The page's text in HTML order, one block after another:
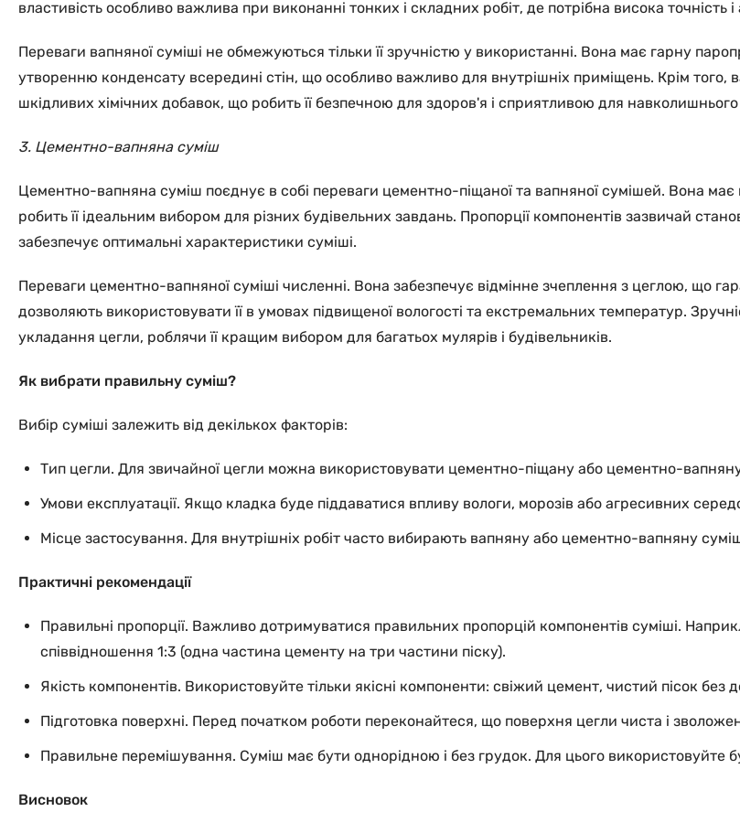
властивість особливо важлива при виконанні тонких і складних робіт, де потрібна висока точність і
Переваги вапняної суміші не обмежуються тільки її зручністю у використанні. Вона має гарну
утворенню конденсату всередині стін, що особливо важливо для внутрішніх приміщень. Крім того,
шкідливих хімічних добавок, що робить її безпечною для здоров'я і сприятливою для
3. Цементно-вапняна суміш
Цементно-вапняна суміш поєднує в собі переваги цементно-піщаної та вапняної сумішей. Вона має
робить її ідеальним вибором для різних будівельних завдань. Пропорції компонентів зазвичай
забезпечує оптимальні характеристики суміші.
Переваги цементно-вапняної суміші численні. Вона забезпечує відмінне зчеплення з цеглою, що
дозволяють використовувати її в умовах підвищеної вологості та екстремальних температур.
укладання цегли, роблячи її кращим вибором для багатьох мулярів і будівельників.
Як вибрати правильну суміш?
Вибір суміші залежить від декількох факторів:
Тип цегли. Для звичайної цегли можна використовувати цементно-піщану або цементно-
Умови експлуатації. Якщо кладка буде піддаватися впливу вологи, морозів або агресивних
Місце застосування. Для внутрішніх робіт часто вибирають вапняну або цементно-вапняну суміш
Практичні рекомендації
Правильні пропорції. Важливо дотримуватися правильних пропорцій компонентів суміші.
співвідношення 1:3 (одна частина цементу на три частини піску).
Якість компонентів. Використовуйте тільки якісні компоненти: свіжий цемент, чистий пісок без
Підготовка поверхні. Перед початком роботи переконайтеся, що поверхня цегли чиста і
Правильне перемішування. Суміш має бути однорідною і без грудок. Для цього використовуйте
Висновок